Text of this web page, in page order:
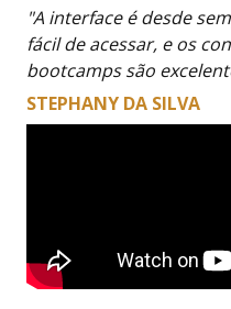
"A interface é desde
fácil de acessar, e os
bootcamps são
STEPHANY DA SILVA